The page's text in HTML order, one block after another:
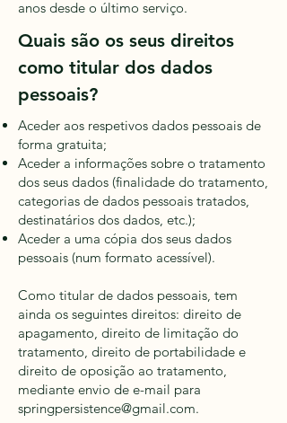
anos desde o último serviço.
Quais são os seus direitos
como titular dos dados
pessoais?
Aceder aos respetivos dados pessoais de
forma gratuita;
Aceder a informações sobre o tratamento
dos seus dados (finalidade do tratamento,
categorias de dados pessoais tratados,
destinatários dos dados, etc.);
Aceder a uma cópia dos seus dados
pessoais (num formato acessível).
Como titular de dados pessoais, tem
ainda os seguintes direitos: direito de
apagamento, direito de limitação do
tratamento, direito de portabilidade e
direito de oposição ao tratamento,
mediante envio de e-mail para
springpersistence@gmail.com.